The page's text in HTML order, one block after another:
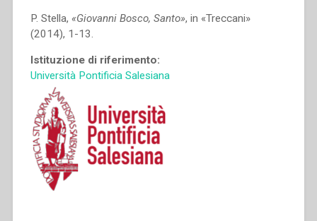
P. Stella, «Giovanni Bosco, Santo», in «Treccani»
(2014), 1-13.
Istituzione di riferimento:
Università Pontificia Salesiana